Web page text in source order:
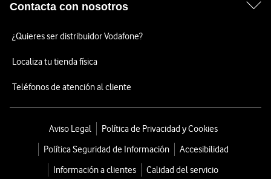
Contacta con nosotros
¿Quieres ser distribuidor Vodafone?
Localiza tu tienda física
Teléfonos de atención al cliente
Aviso Legal
Política de Privacidad y Cookies
Política Seguridad de Información
Accesibilidad
Información a clientes
Calidad del servicio